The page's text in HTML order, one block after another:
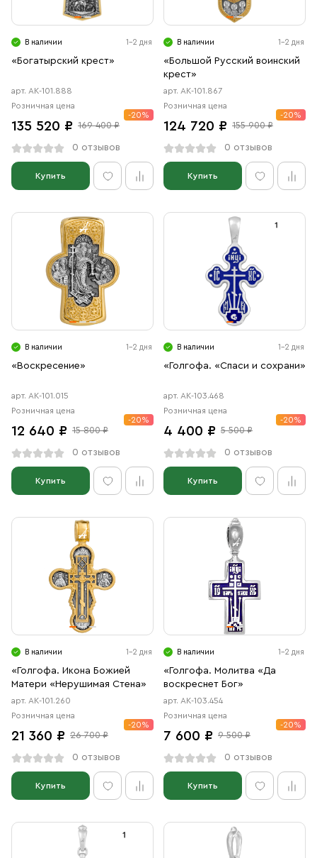
Ювелирные изделия
В наличии 1-2 дня
«Богатырский крест»
арт. АК-101.888
Розничная цена
135 520 ₽ 169 400 ₽
-20%
0 отзывов
Купить
В наличии 1-2 дня
«Большой Русский воинский
крест»
арт. АК-101.867
Розничная цена
124 720 ₽ 155 900 ₽
-20%
0 отзывов
Купить
В наличии 1-2 дня
«Воскресение»
арт. АК-101.015
Розничная цена
12 640 ₽ 15 800 ₽
-20%
0 отзывов
Купить
В наличии 1-2 дня
«Голгофа. «Спаси и сохрани»
арт. АК-103.468
Розничная цена
4 400 ₽ 5 500 ₽
-20%
0 отзывов
Купить
В наличии 1-2 дня
«Голгофа. Икона Божией
Матери «Нерушимая Стена»
арт. АК-101.260
Розничная цена
21 360 ₽ 26 700 ₽
-20%
0 отзывов
Купить
В наличии 1-2 дня
«Голгофа. Молитва «Да
воскреснет Бог»
арт. АК-103.454
Розничная цена
7 600 ₽ 9 500 ₽
-20%
0 отзывов
Купить